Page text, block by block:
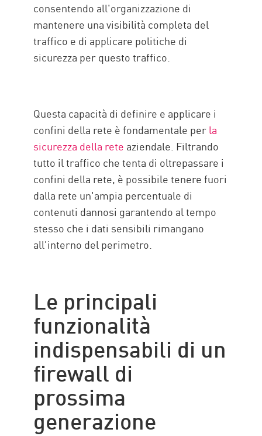
consentendo all'organizzazione di
mantenere una visibilità completa del
traffico e di applicare politiche di
sicurezza per questo traffico.
Questa capacità di definire e applicare i
confini della rete è fondamentale perla
sicurezza della rete aziendale. Filtrando
tutto il traffico che tenta di oltrepassare i
confini della rete, è possibile tenere fuori
dalla rete un'ampia percentuale di
contenuti dannosi garantendo al tempo
stesso che i dati sensibili rimangano
all'interno del perimetro.
Le principali
funzionalità
indispensabili di un
firewall di
prossima
generazione